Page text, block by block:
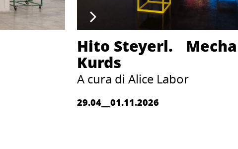
Hito Steyerl.
Kurds
A cura di Alice Labor
29.04__01.11.2026